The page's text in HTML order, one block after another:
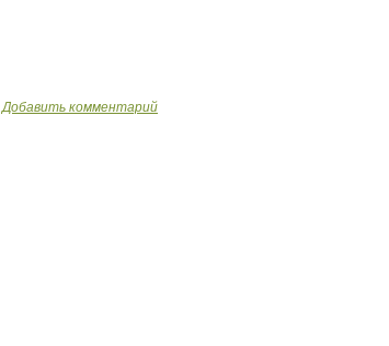
|Добавить комментарий